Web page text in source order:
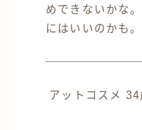
めできないかな
にはいいのかも。
アットコスメ